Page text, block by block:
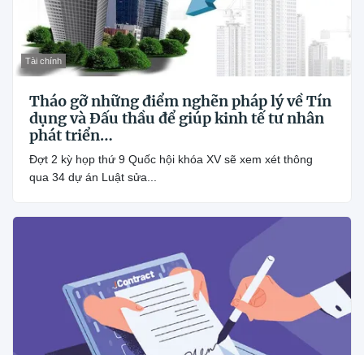
Tài chính
Tháo gỡ những điểm nghẽn pháp lý về Tín
dụng và Đấu thầu để giúp kinh tế tư nhân
phát triển…
Đợt 2 kỳ họp thứ 9 Quốc hội khóa XV sẽ xem xét thông
qua 34 dự án Luật sửa...